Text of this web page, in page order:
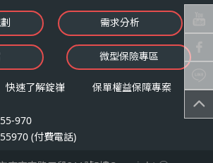
或請求閱覽。
製給複製本。
補充或更正。
停止蒐集、處理或利用。
求刪除。
行使權利之方式
欲行使上述權利時，得以書面方式
嵂公司申請，申請書面送達地址：台
最新消息
錠嵂焦點
影音頻道
業務資源分享
需求分析
微型保險專區
快速了解錠嵂
保單權益保障專案
970
(付費電話)